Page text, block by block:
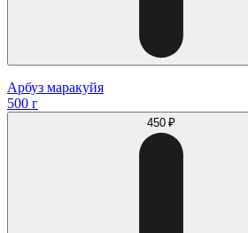
Арбуз маракуйя
500 г
450 ₽